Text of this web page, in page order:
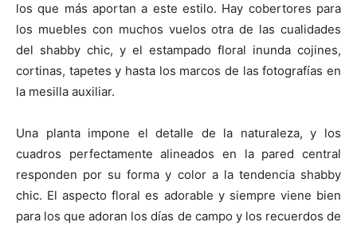
los que más aportan a este estilo. Hay cobertores para
los muebles con muchos vuelos otra de las cualidades
del shabby chic, y el estampado floral inunda cojines,
cortinas, tapetes y hasta los marcos de las fotografías en
la mesilla auxiliar.
Una planta impone el detalle de la naturaleza, y los
cuadros perfectamente alineados en la pared central
responden por su forma y color a la tendencia shabby
chic. El aspecto floral es adorable y siempre viene bien
para los que adoran los días de campo y los recuerdos de